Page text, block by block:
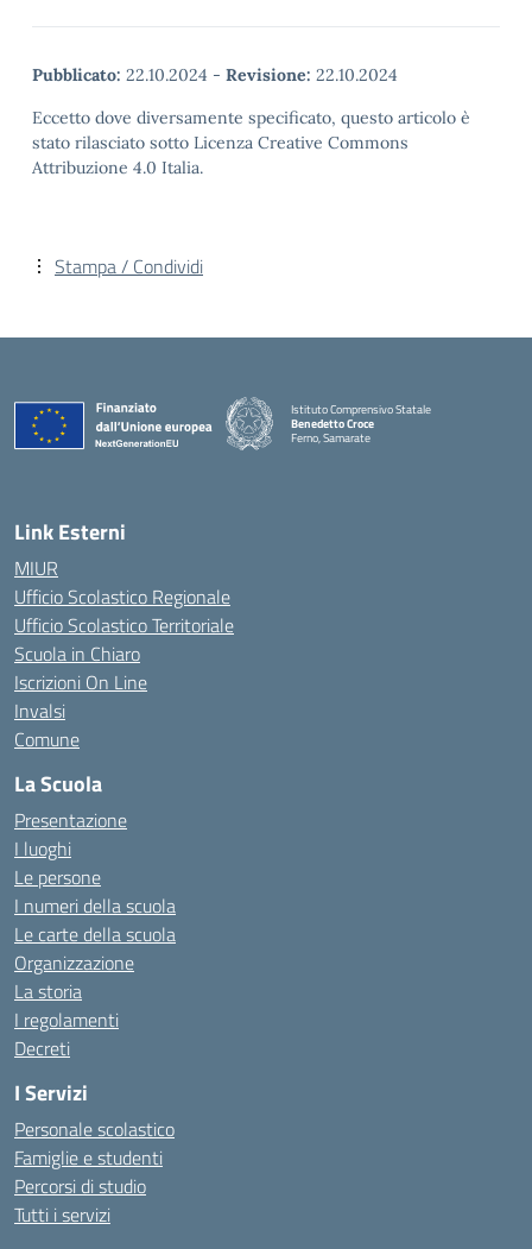
Pubblicato: 22.10.2024 - Revisione: 22.10.2024
Eccetto dove diversamente specificato, questo articolo è
stato rilasciato sotto Licenza Creative Commons
Attribuzione 4.0 Italia.
Stampa / Condividi
Istituto Comprensivo Statale
Benedetto Croce
Ferno, Samarate
Link Esterni
MIUR
Ufficio Scolastico Regionale
Ufficio Scolastico Territoriale
Scuola in Chiaro
Iscrizioni On Line
Invalsi
Comune
La Scuola
Presentazione
I luoghi
Le persone
I numeri della scuola
Le carte della scuola
Organizzazione
La storia
I regolamenti
Decreti
I Servizi
Personale scolastico
Famiglie e studenti
Percorsi di studio
Tutti i servizi